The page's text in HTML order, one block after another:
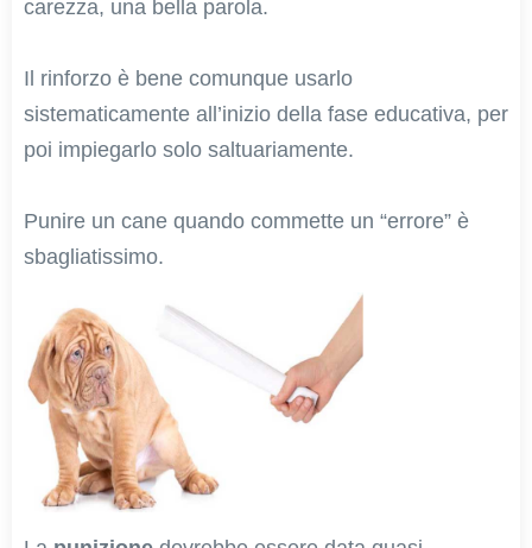
carezza, una bella parola.
Il rinforzo è bene comunque usarlo
sistematicamente all’inizio della fase educativa, per
poi impiegarlo solo saltuariamente.
Punire un cane quando commette un “errore” è
sbagliatissimo.